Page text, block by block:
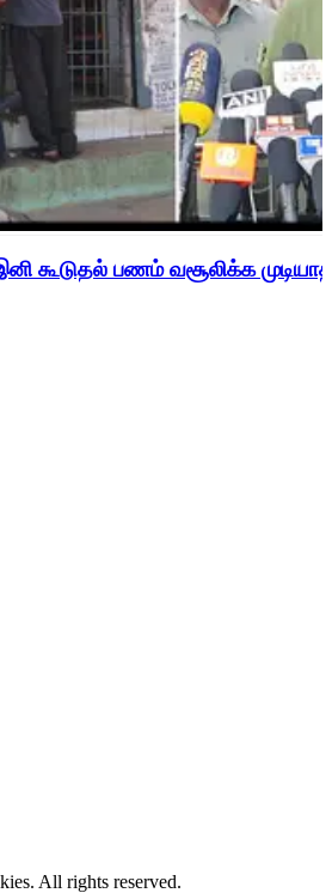
கூடுதல் பணம் வசூலிக்க
All rights reserved.